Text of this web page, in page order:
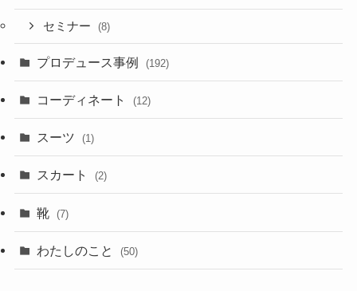
セミナー (8)
プロデュース事例 (192)
コーディネート (12)
スーツ (1)
スカート (2)
靴 (7)
わたしのこと (50)